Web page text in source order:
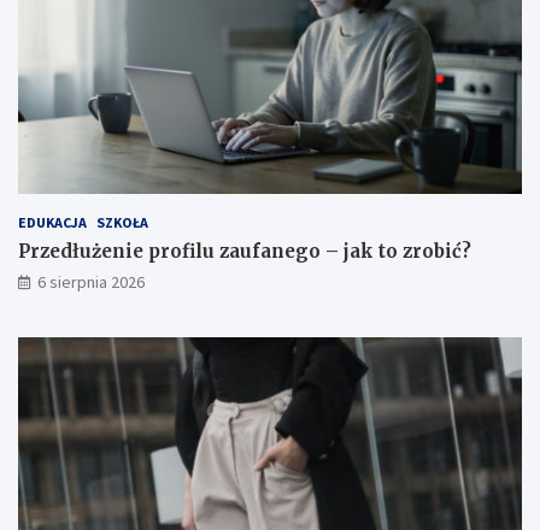
EDUKACJA SZKOŁA
Przedłużenie profilu zaufanego – jak to zrobić?
6 sierpnia 2026